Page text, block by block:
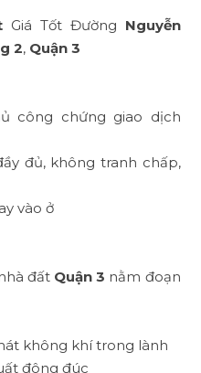
Giá Tốt Đường Nguyễn
2, Quận 3
công chứng giao dịch
đủ, không tranh chấp,
vào ở
đất Quận 3 nằm đoạn
không khí trong lành
đông đúc